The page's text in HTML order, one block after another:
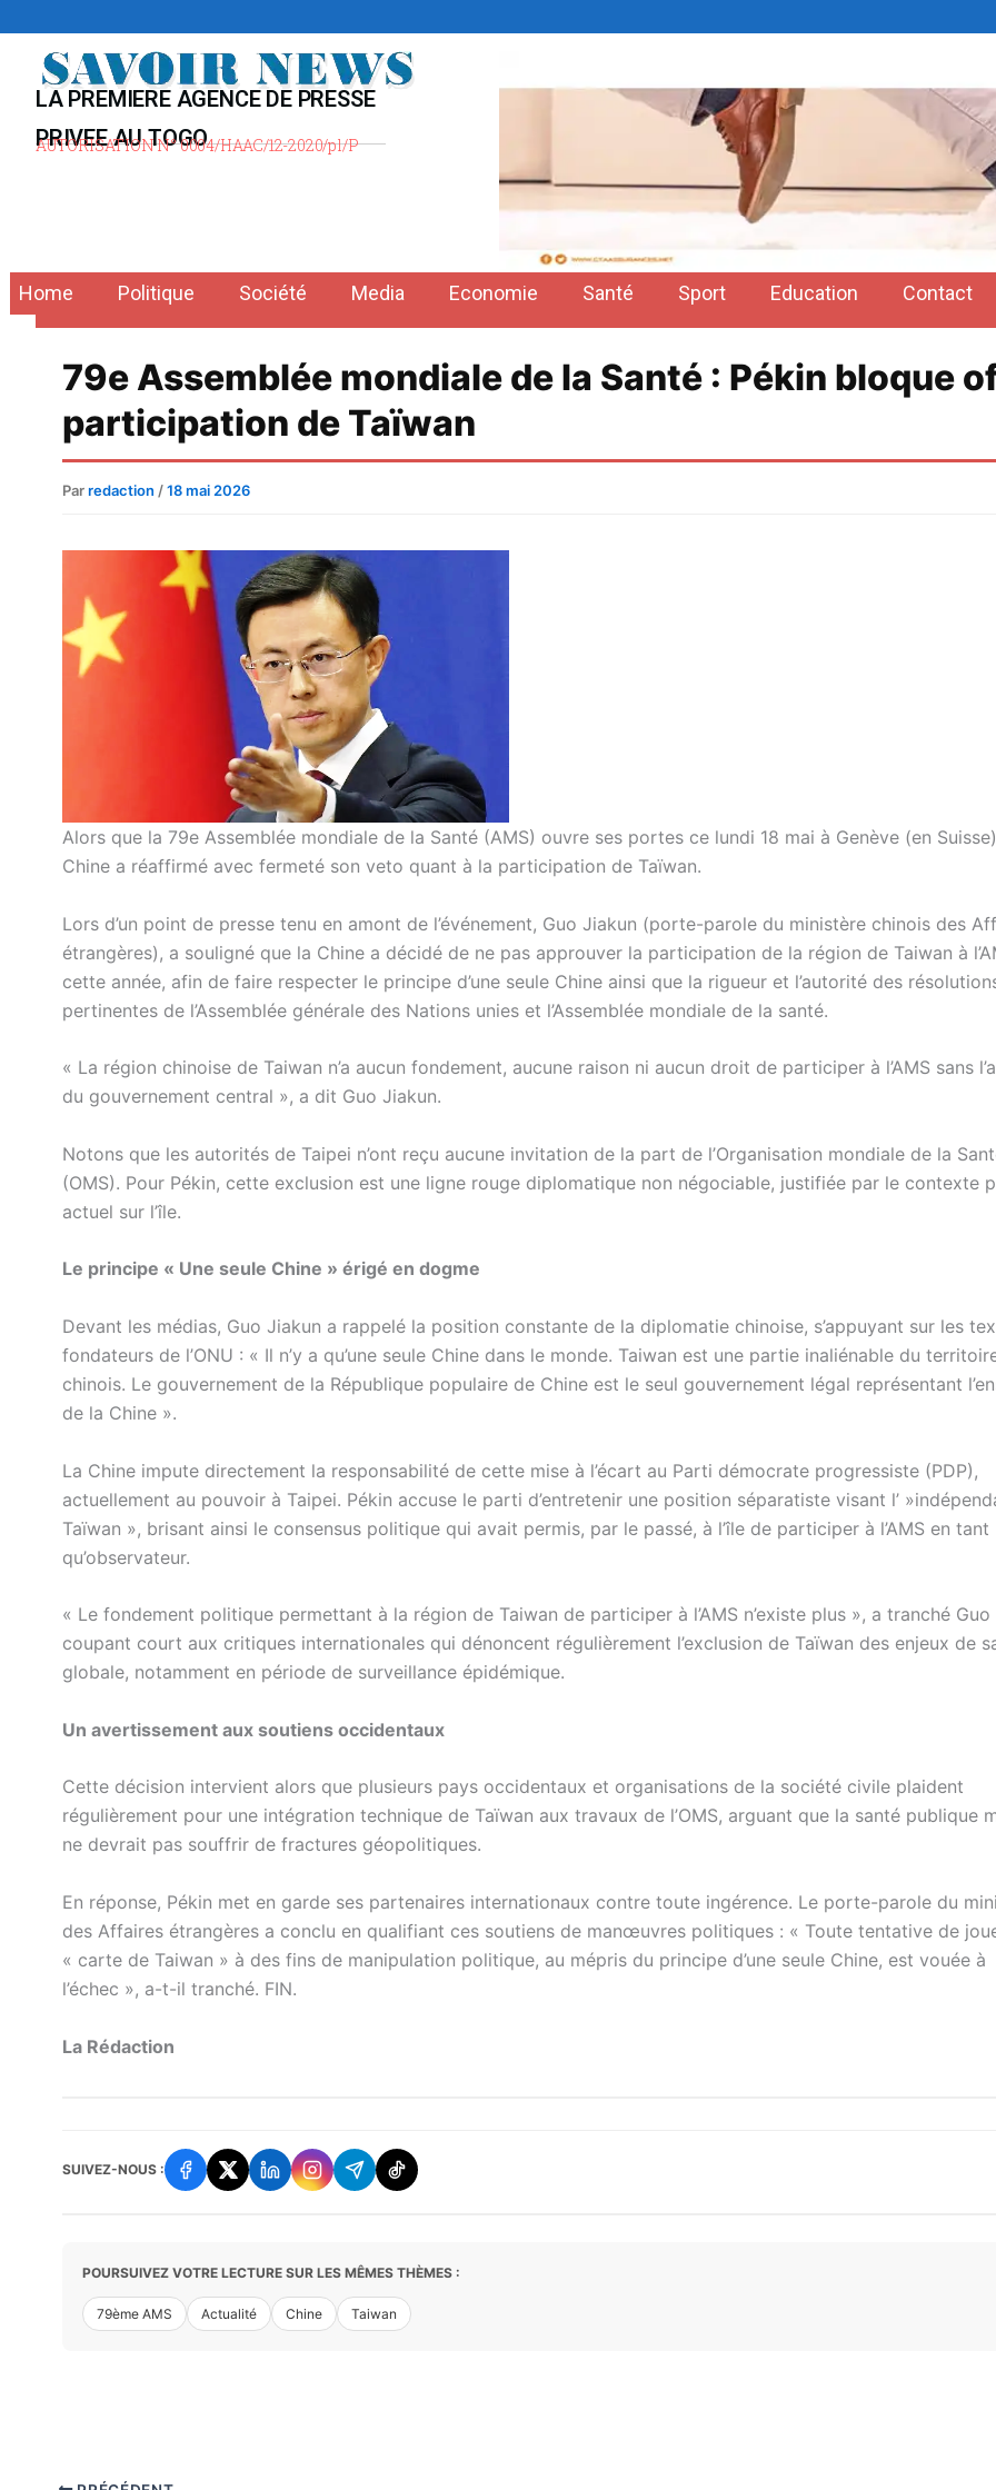
contenu
LA PREMIERE AGENCE DE PRESSE
PRIVEE AU TOGO
AUTORISATION N° 0004/HAAC/12-2020/pl/P
Home Politique Société Media Economie Santé Sport Education Contact
79e Assemblée mondiale de la Santé : Pékin bloque
participation de Taïwan
Parredaction /18 mai 2026
Alors que la 79e Assemblée mondiale de la Santé (AMS) ouvre ses portes ce lundi 18 mai à Genève (en
Chine a réaffirmé avec fermeté son veto quant à la participation de Taïwan.
Lors d’un point de presse tenu en amont de l’événement, Guo Jiakun (porte-parole du ministère chinois des
étrangères), a souligné que la Chine a décidé de ne pas approuver la participation de la région de Taiwan à
cette année, afin de faire respecter le principe d’une seule Chine ainsi que la rigueur et l’autorité des
pertinentes de l’Assemblée générale des Nations unies et l’Assemblée mondiale de la santé.
« La région chinoise de Taiwan n’a aucun fondement, aucune raison ni aucun droit de participer à l’AMS sans
du gouvernement central », a dit Guo Jiakun.
Notons que les autorités de Taipei n’ont reçu aucune invitation de la part de l’Organisation mondiale de la
(OMS). Pour Pékin, cette exclusion est une ligne rouge diplomatique non négociable, justifiée par le contexte
actuel sur l’île.
Le principe « Une seule Chine » érigé en dogme
Devant les médias, Guo Jiakun a rappelé la position constante de la diplomatie chinoise, s’appuyant sur les
fondateurs de l’ONU : « Il n’y a qu’une seule Chine dans le monde. Taiwan est une partie inaliénable du
chinois. Le gouvernement de la République populaire de Chine est le seul gouvernement légal représentant
de la Chine ».
La Chine impute directement la responsabilité de cette mise à l’écart au Parti démocrate progressiste (PDP),
actuellement au pouvoir à Taipei. Pékin accuse le parti d’entretenir une position séparatiste visant l’
Taïwan », brisant ainsi le consensus politique qui avait permis, par le passé, à l’île de participer à l’AMS en tant
qu’observateur.
« Le fondement politique permettant à la région de Taiwan de participer à l’AMS n’existe plus », a tranché Guo
coupant court aux critiques internationales qui dénoncent régulièrement l’exclusion de Taïwan des enjeux de
globale, notamment en période de surveillance épidémique.
Un avertissement aux soutiens occidentaux
Cette décision intervient alors que plusieurs pays occidentaux et organisations de la société civile plaident
régulièrement pour une intégration technique de Taïwan aux travaux de l’OMS, arguant que la santé publique
ne devrait pas souffrir de fractures géopolitiques.
En réponse, Pékin met en garde ses partenaires internationaux contre toute ingérence. Le porte-parole du
des Affaires étrangères a conclu en qualifiant ces soutiens de manœuvres politiques : « Toute tentative de
« carte de Taiwan » à des fins de manipulation politique, au mépris du principe d’une seule Chine, est vouée à
l’échec », a-t-il tranché. FIN.
La Rédaction
SUIVEZ-NOUS :
POURSUIVEZ VOTRE LECTURE SUR LES MÊMES THÈMES :
79ème AMS Actualité Chine Taiwan